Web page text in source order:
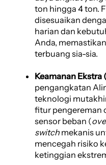
ton hingga 4 ton.
disesuaikan
harian dan
Anda,
terbuang sia-sia.
Keamanan Ekstra
pengangkatan
teknologi
fitur pengereman
sensor beban (
switch mekanis
mencegah risiko
ketinggian